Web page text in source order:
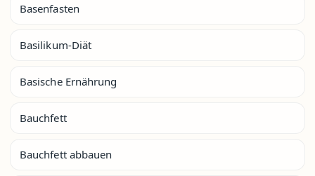
Basenfasten
Basilikum-Diät
Basische Ernährung
Bauchfett
Bauchfett abbauen